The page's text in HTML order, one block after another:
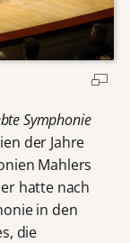
Symphonie
der Jahre
Mahlers
hatte nach
in den
die